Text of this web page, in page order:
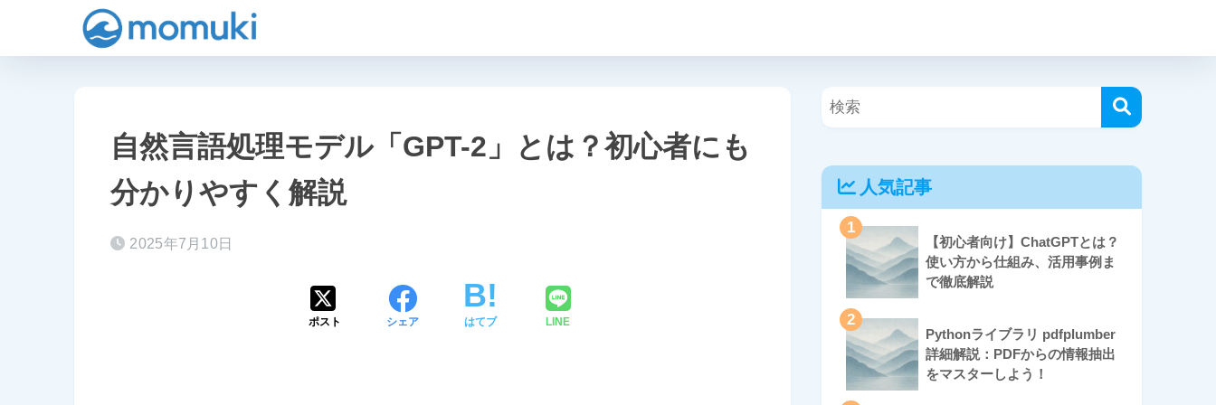
自然言語処理モデル「GPT-2」とは？初心者にも
分かりやすく解説
2025年7月10日
ポスト シェア はてブ LINE
人気記事
1
【初心者向け】ChatGPTとは？
使い方から仕組み、活用事例ま
で徹底解説
2
Pythonライブラリ pdfplumber
詳細解説：PDFからの情報抽出
をマスターしよう！